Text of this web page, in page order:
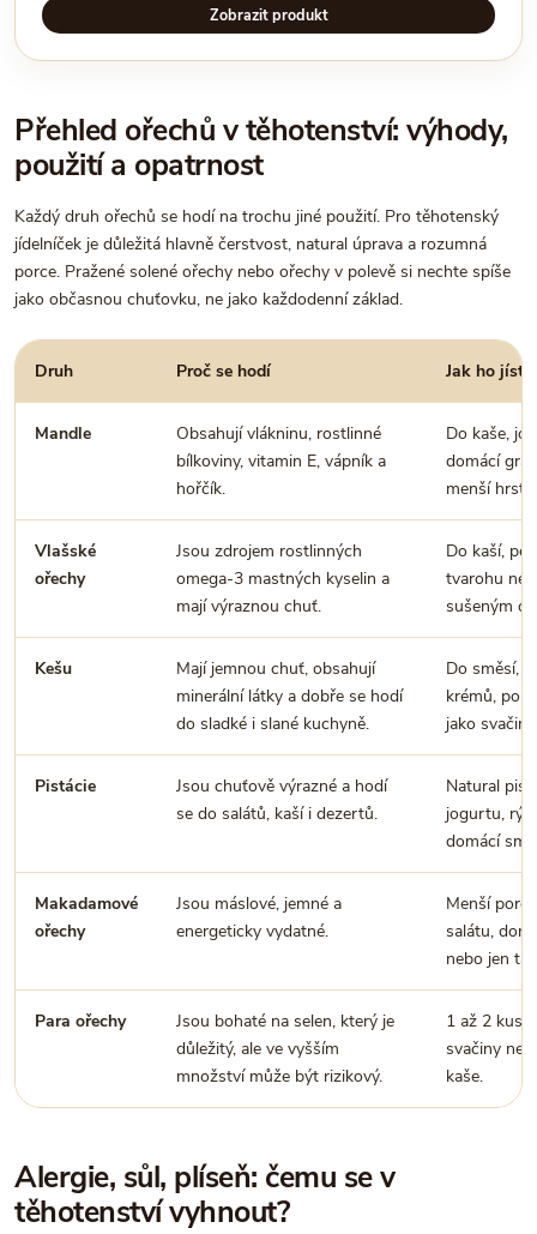
Zobrazit produkt
Přehled ořechů v těhotenství: výhody,
použití a opatrnost
Každý druh ořechů se hodí na trochu jiné použití. Pro těhotenský
jídelníček je důležitá hlavně čerstvost, natural úprava a rozumná
porce. Pražené solené ořechy nebo ořechy v polevě si nechte spíše
jako občasnou chuťovku, ne jako každodenní základ.
Druh Proč se hodí Jak ho jíst
Mandle
Obsahují vlákninu, rostlinné
bílkoviny, vitamin E, vápník a
hořčík.
Do kaše,
domácí
menší hrst
Vlašské
ořechy
Jsou zdrojem rostlinných
omega-3 mastných kyselin a
mají výraznou chuť.
Do kaší,
tvarohu
sušeným
Kešu
Mají jemnou chuť, obsahují
minerální látky a dobře se hodí
do sladké i slané kuchyně.
Do směsí,
krémů,
jako
Pistácie
Jsou chuťově výrazné a hodí
se do salátů, kaší i dezertů.
Natural
jogurtu,
domácí
Makadamové
ořechy
Jsou máslové, jemné a
energeticky vydatné.
Menší
salátu,
nebo jen
Para ořechy
Jsou bohaté na selen, který je
důležitý, ale ve vyšším
množství může být rizikový.
1 až 2 kusy
svačiny
kaše.
Alergie, sůl, plíseň: čemu se v
těhotenství vyhnout?